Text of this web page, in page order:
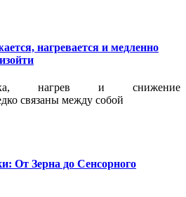
нагревается и медленно
нагрев и снижение
связаны между собой
От Зерна до Сенсорного